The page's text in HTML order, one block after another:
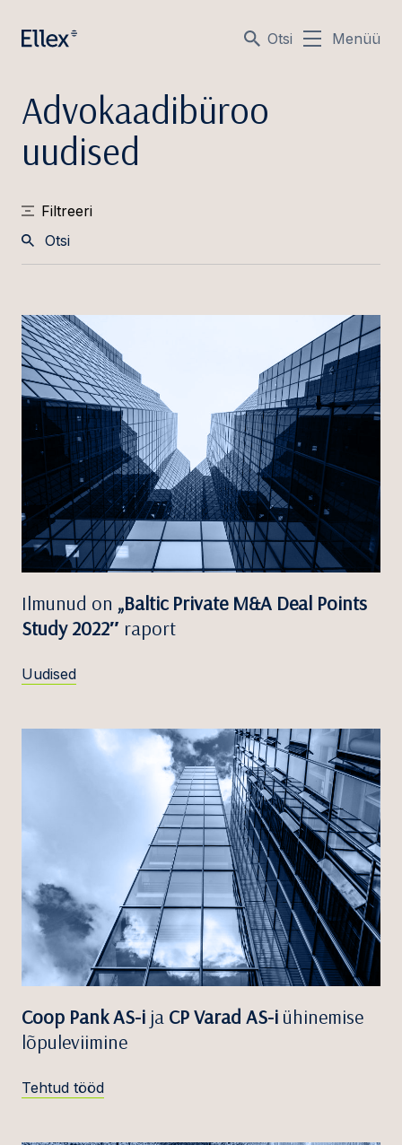
Otsi Menüü
Advokaadibüroo
uudised
Filtreeri
Ilmunud on „Baltic Private M&A Deal Points
Study 2022″ raport
Uudised
Coop Pank AS-i ja CP Varad AS-i ühinemise
lõpuleviimine
Tehtud tööd